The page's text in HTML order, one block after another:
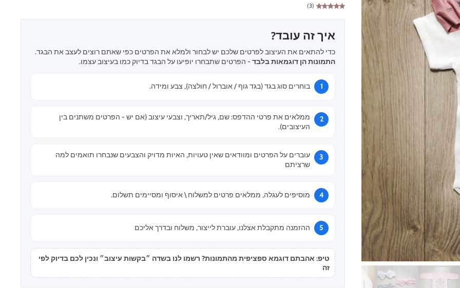
(3)
איך זה עובד?
כדי להתאים את העיצוב לפרטים שלכם יש לבחור ולמלא את הפרטים כפי שאתם רוצים לעצב את הבגד.
התמונות הן דוגמאות בלבד- הפרטים שתבחרו יופיעו על הבגד בדיוק כמו בעיצוב עצמו.
בוחרים סוג בגד (בגד גוף / אוברול / חולצה), צבע ומידה.
ממלאים את פרטי ההדפס: שם, גיל/תאריך, וצבעי עיצוב (אם יש - הפרטים משתנים בין
העיצובים).
עוברים על הפרטים ומוודאים שאין טעויות, האיות מדויק והצבעים שנבחרו תואמים למה
שרציתם
מוסיפים לעגלה, ממלאים פרטים למשלוח \ איסוף ומסיימים תשלום.
ההזמנה מתקבלת אצלנו, עוברת לייצור, משלוח ובדרך אליכם
טיפ: אהבתם דוגמא ספציפית מהתמונות? רשמו לנו בשדה ״בקשות עיצוב״ ונכין לכם בדיוק לפי
זה